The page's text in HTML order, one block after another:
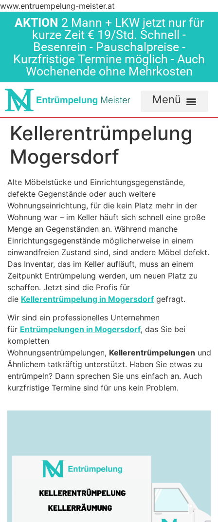
www.entruempelung-meister.at
AKTION 2 Mann + LKW jetzt nur für
kurze Zeit € 19/Std. Schnell -
Besenrein - Pauschalpreise -
Kurzfristige Termine möglich - Auch
Wochenende ohne Mehrkosten
Kellerentrümpelung
Mogersdorf
Alte Möbelstücke und Einrichtungsgegenstände,
defekte Gegenstände oder auch weitere
Wohnungseinrichtung, für die kein Platz mehr in der
Wohnung war – im Keller häuft sich schnell eine große
Menge an Gegenständen an. Während manche
Einrichtungsgegenstände möglicherweise in einem
einwandfreien Zustand sind, sind andere Möbel defekt.
Das Inventar, das im Keller aufläuft, muss an einem
Zeitpunkt Entrümpelung werden, um neuen Platz zu
schaffen. Jetzt sind die Profis für
die Kellerentrümpelung in Mogersdorf gefragt.
Wir sind ein professionelles Unternehmen
für Entrümpelungen in Mogersdorf, das Sie bei
kompletten
Wohnungsentrümpelungen, Kellerentrümpelungen und
Ähnlichem tatkräftig unterstützt. Haben Sie etwas zu
entrümpeln? Dann sprechen Sie uns einfach an. Auch
kurzfristige Termine sind für uns kein Problem.